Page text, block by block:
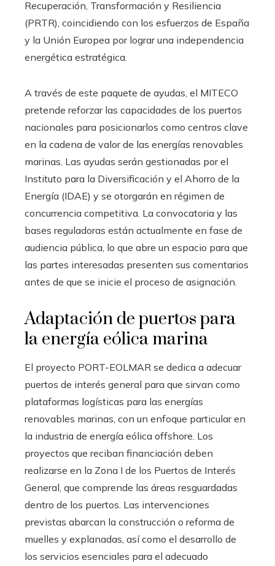
Recuperación, Transformación y Resiliencia
(PRTR), coincidiendo con los esfuerzos de España
y la Unión Europea por lograr una independencia
energética estratégica.
A través de este paquete de ayudas, el MITECO
pretende reforzar las capacidades de los puertos
nacionales para posicionarlos como centros clave
en la cadena de valor de las energías renovables
marinas. Las ayudas serán gestionadas por el
Instituto para la Diversificación y el Ahorro de la
Energía (IDAE) y se otorgarán en régimen de
concurrencia competitiva. La convocatoria y las
bases reguladoras están actualmente en fase de
audiencia pública, lo que abre un espacio para que
las partes interesadas presenten sus comentarios
antes de que se inicie el proceso de asignación.
Adaptación de puertos para
la energía eólica marina
El proyecto PORT-EOLMAR se dedica a adecuar
puertos de interés general para que sirvan como
plataformas logísticas para las energías
renovables marinas, con un enfoque particular en
la industria de energía eólica offshore. Los
proyectos que reciban financiación deben
realizarse en la Zona I de los Puertos de Interés
General, que comprende las áreas resguardadas
dentro de los puertos. Las intervenciones
previstas abarcan la construcción o reforma de
muelles y explanadas, así como el desarrollo de
los servicios esenciales para el adecuado